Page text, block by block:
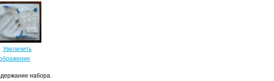
Увеличить
набора.